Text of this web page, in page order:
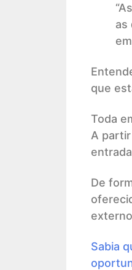
as
que
Toda
A
De
Sabia